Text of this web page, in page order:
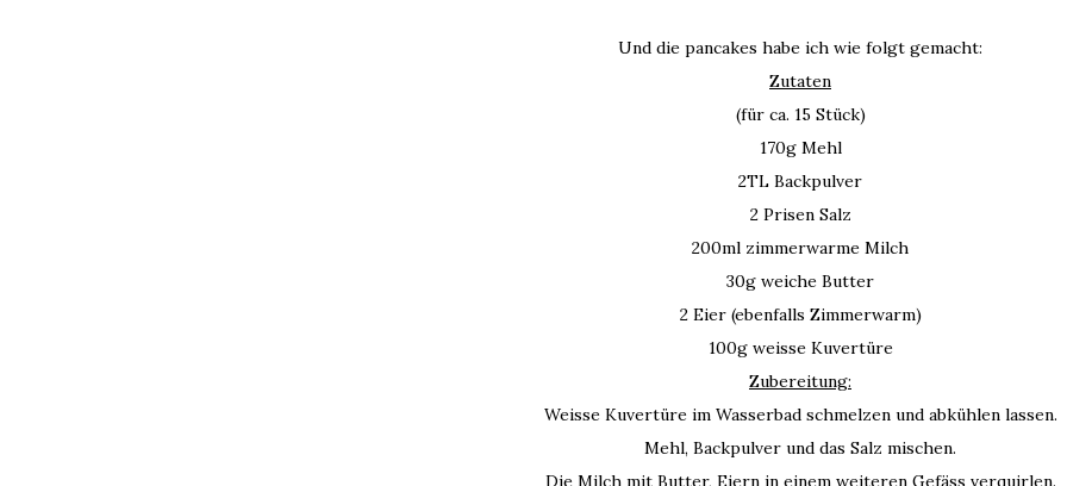
Und die pancakes habe ich wie folgt gemacht:
Zutaten
(für ca. 15 Stück)
170g Mehl
2TL Backpulver
2 Prisen Salz
200ml zimmerwarme Milch
30g weiche Butter
2 Eier (ebenfalls Zimmerwarm)
100g weisse Kuvertüre
Zubereitung:
Weisse Kuvertüre im Wasserbad schmelzen und abkühlen lassen.
Mehl, Backpulver und das Salz mischen.
Die Milch mit Butter, Eiern in einem weiteren Gefäss verquirlen.